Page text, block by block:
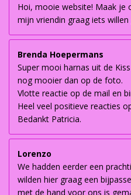
Hoi, mooie website! Maak je
mijn vriendin graag iets willen
Brenda Hoepermans
Super mooi harnas uit de
nog mooier dan op de foto.
Vlotte reactie op de mail en
Heel veel positieve reacties
Bedankt Patricia.
Lorenzo
We hadden eerder een
wilden hier graag een
met de hand voor ons is